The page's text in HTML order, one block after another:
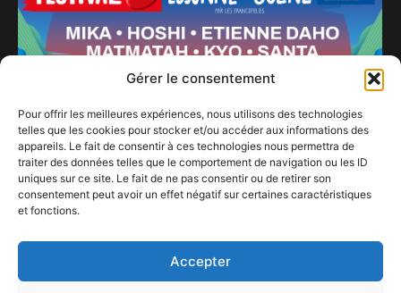
Gérer le consentement
Pour offrir les meilleures expériences, nous utilisons des technologies
telles que les cookies pour stocker et/ou accéder aux informations des
appareils. Le fait de consentir à ces technologies nous permettra de
traiter des données telles que le comportement de navigation ou les ID
uniques sur ce site. Le fait de ne pas consentir ou de retirer son
consentement peut avoir un effet négatif sur certaines caractéristiques
et fonctions.
Accepter
Mika, Kyo, Hoshi, Santa, Etienne Daho … une
pluie d’artistes francophones est annoncée
8 février 2024